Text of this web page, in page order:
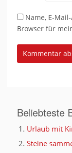
Name, E-
Browser für
Beliebteste
Urlaub mit
Steine